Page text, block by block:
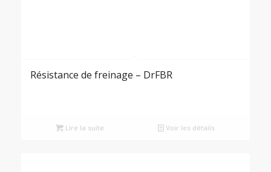
Résistance de freinage – DrFBR
Lire la suite Voir les détails